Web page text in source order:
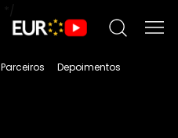
Parceiros Depoimentos
*/